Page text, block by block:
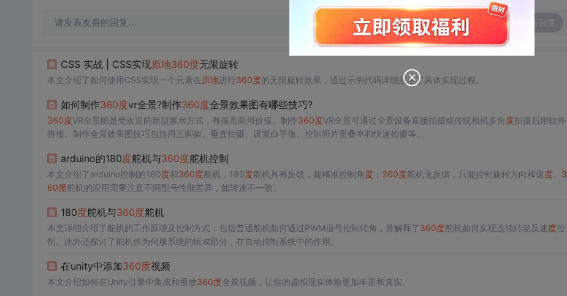
请发表友善的回复…
CSS 实战 | CSS实现原地360度无限旋转
本文介绍了如何使用CSS实现一个元素在原地进行360度的无限旋转效果，通过示例代码详细展示了具体实现过程。
如何制作360度vr全景?制作360度全景效果图有哪些技巧?
360度VR全景图是受欢迎的新型展示方式，有很高商用价值。制作360度VR全景可通过全景设备直接拍摄或传统相机多角 度拍摄后用软件
拼接。制作全景效果图技巧包括用三脚架、垂直拍摄、设置白平衡、控制照片重叠率和快速拍摄等。
arduino的180度舵机与360度舵机控制
本文介绍了arduino控制的180度和360度舵机，180度舵机具有反馈，能精准控制角 度 ； 360度舵机无反馈，只能控制旋转方向和速 度
3
60度舵机的应用需要注意不同型号性能差异，如转速不一致。
180度舵机与360度舵机
本文详细介绍了舵机的工作原理及控制方式，包括普通舵机如何通过PWM信号控制转角，并解释了360度舵机如何实现连续转动及速 度控
制。此外还探讨了舵机作为伺服系统的组成部分，在自动控制系统中的作用。
在unity中添加360度视频
本文介绍如何在Unity引擎中集成和播放360度全景视频，让你的虚拟现实体验更加丰富和真实。